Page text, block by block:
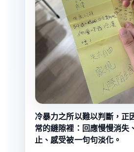
冷暴力之所以難以判斷，正
常的縫隙裡：回應慢慢消失
止、感受被一句句淡化。